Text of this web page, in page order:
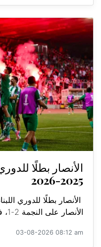
الأنصار بطلًا
2025-2026
الأنصار على النجمة 2-1، في الجولة ال...
03-08-2026 08:12 am